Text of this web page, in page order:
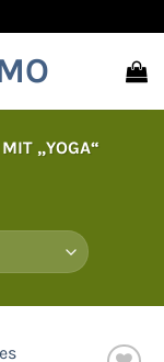
„YOGA“